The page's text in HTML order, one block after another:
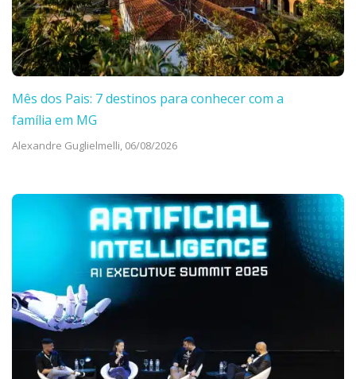
Mês dos Pais: 7 destinos para conhecer com a
família em MG
Alexandre Guglielmelli, 06/08/2026